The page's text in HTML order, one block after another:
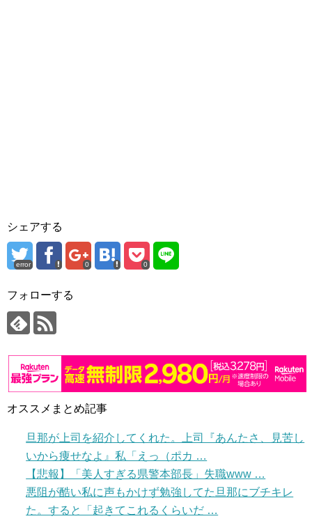
シェアする
error 0 0
フォローする
オススメまとめ記事
旦那が上司を紹介してくれた。上司『あんたさ、見苦し
いから痩せなよ』私「えっ（ポカ …
【悲報】「美人すぎる県警本部長」失職www …
悪阻が酷い私に声もかけず勉強してた旦那にブチキレ
た。すると「起きてこれるくらいだ …